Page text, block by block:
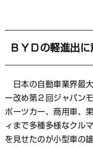
ＢＹＤの軽進出
日本の自動車業界最
ー改め第２回ジャパン
ポーツカー、商用車、
ィまで多種多様なクル
を見せたのが小型車の